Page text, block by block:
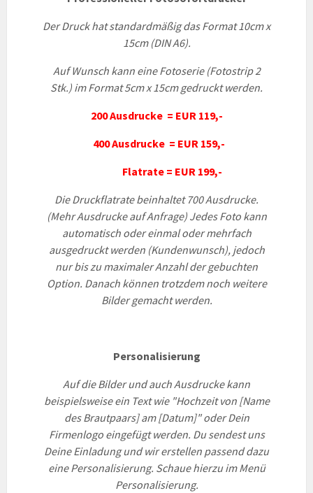
Der Druck hat standardmäßig das Format 10cm x
15cm (DIN A6).
Auf Wunsch kann eine Fotoserie (Fotostrip 2
Stk.) im Format 5cm x 15cm gedruckt werden.
200 Ausdrucke = EUR 119,-
400 Ausdrucke = EUR 159,-
Flatrate = EUR 199,-
Die Druckflatrate beinhaltet 700 Ausdrucke.
(Mehr Ausdrucke auf Anfrage) Jedes Foto kann
automatisch oder einmal oder mehrfach
ausgedruckt werden (Kundenwunsch), jedoch
nur bis zu maximaler Anzahl der gebuchten
Option. Danach können trotzdem noch weitere
Bilder gemacht werden.
Personalisierung
Auf die Bilder und auch Ausdrucke kann
beispielsweise ein Text wie "Hochzeit von [Name
des Brautpaars] am [Datum]" oder Dein
Firmenlogo eingefügt werden. Du sendest uns
Deine Einladung und wir erstellen passend dazu
eine Personalisierung. Schaue hierzu im Menü
Personalisierung.